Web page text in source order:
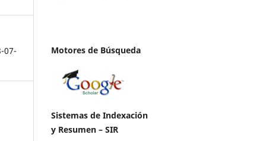
07-
Motores de Búsqueda
Sistemas de Indexación
y Resumen – SIR